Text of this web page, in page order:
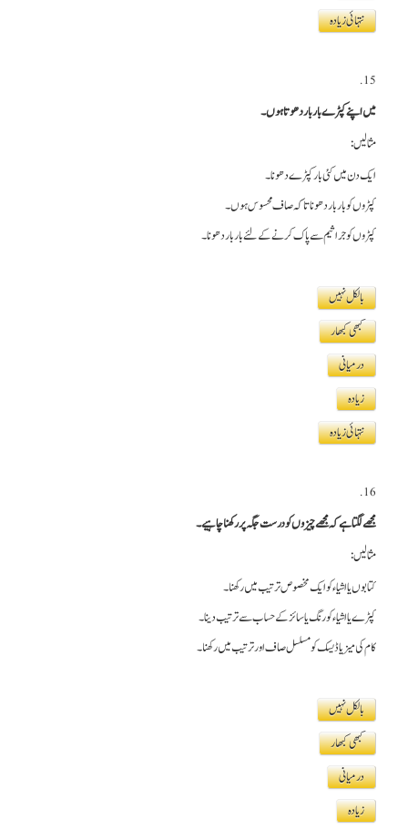
نتہائی زیادہ
15.
میں اپنے کپڑے بار بار دھوتا ہوں۔
مثالیں:
ایک دن میں کئی بار کپڑے دھونا۔
کپڑوں کو بار بار دھونا تاکہ صاف محسوس ہوں۔
کپڑوں کو جراثیم سے پاک کرنے کے لئے بار بار دھونا۔
بالکل نہیں
کبھی کبھار
درمیانی
زیادہ
نتہائی زیادہ
16.
مجھے لگتا ہے کہ مجھے چیزوں کو درست جگہ پر رکھنا چاہیے۔
مثالیں:
کتابوں یا اشیاء کو ایک مخصوص ترتیب میں رکھنا۔
کپڑے یا اشیاء کو رنگ یا سائز کے حساب سے ترتیب دینا۔
کام کی میز یا ڈیسک کو مسلسل صاف اور ترتیب میں رکھنا۔
بالکل نہیں
کبھی کبھار
درمیانی
زیادہ